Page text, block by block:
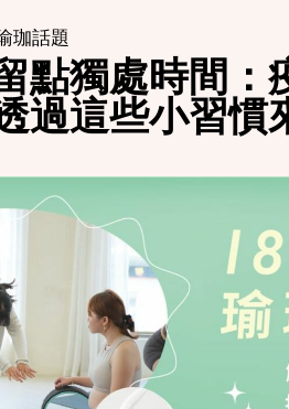
珈話題
點獨處時間：
過這些小習慣